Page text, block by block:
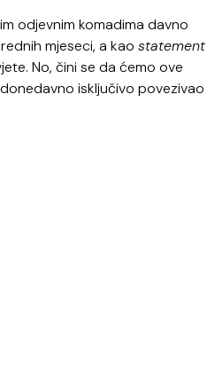
odjevnim komadima davno
mjeseci, a kao statement
No, čini se da ćemo ove
isključivo povezivao